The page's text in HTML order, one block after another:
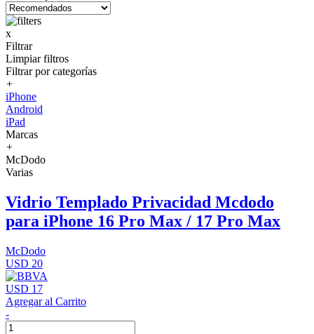
x
Filtrar
Limpiar filtros
Filtrar por categorías
+
iPhone
Android
iPad
Marcas
+
McDodo
Varias
Vidrio Templado Privacidad Mcdodo
para iPhone 16 Pro Max / 17 Pro Max
McDodo
USD 20
USD 17
Agregar al Carrito
-